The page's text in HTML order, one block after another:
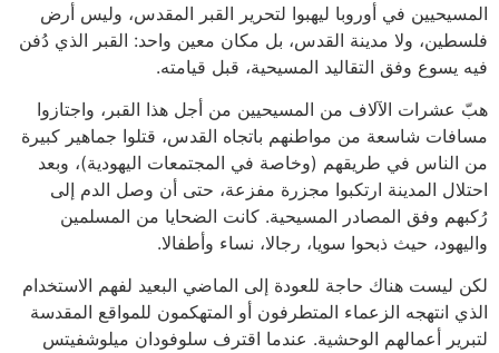
المسيحيين في أوروبا ليهبوا لتحرير القبر المقدس، وليس أرض
فلسطين، ولا مدينة القدس، بل مكان معين واحد: القبر الذي دُفن
فيه يسوع وفق التقاليد المسيحية، قبل قيامته.
هبّ عشرات الآلاف من المسيحيين من أجل هذا القبر، واجتازوا
مسافات شاسعة من مواطنهم باتجاه القدس، قتلوا جماهير كبيرة
من الناس في طريقهم (وخاصة في المجتمعات اليهودية)، وبعد
احتلال المدينة ارتكبوا مجزرة مفزعة، حتى أن وصل الدم إلى
رُكبهم وفق المصادر المسيحية. كانت الضحايا من المسلمين
واليهود، حيث ذبحوا سويا، رجالا، نساء وأطفالا.
لكن ليست هناك حاجة للعودة إلى الماضي البعيد لفهم الاستخدام
الذي انتهجه الزعماء المتطرفون أو المتهكمون للمواقع المقدسة
لتبرير أعمالهم الوحشية. عندما اقترف سلوفودان ميلوشفيتس